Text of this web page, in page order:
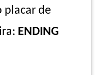
placar de
ENDING